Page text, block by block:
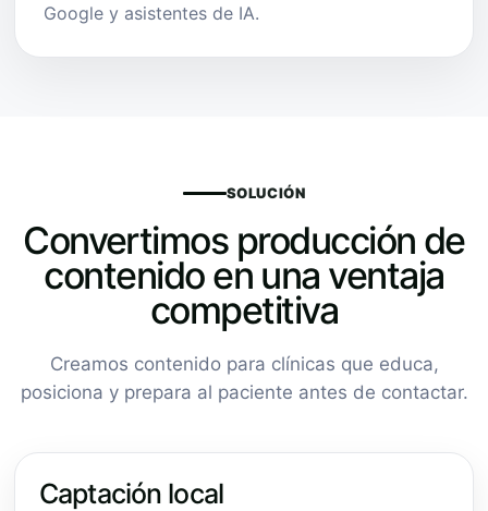
Google y asistentes de IA.
SOLUCIÓN
Convertimos producción de
contenido en una ventaja
competitiva
Creamos contenido para clínicas que educa,
posiciona y prepara al paciente antes de contactar.
Captación local